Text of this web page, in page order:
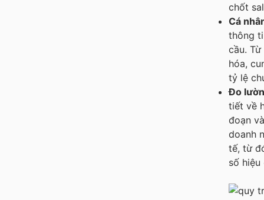
chốt
Cá
thông
cầu.
hóa,
tỷ lệ
Đo
tiết về
đoạn
doanh
tế, từ
số